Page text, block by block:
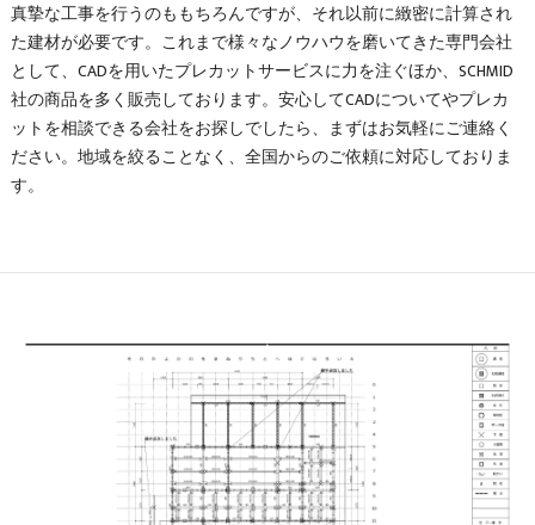
真摯な工事を行うのももちろんですが、それ以前に緻密に計算され
た建材が必要です。これまで様々なノウハウを磨いてきた専門会社
として、CADを用いたプレカットサービスに力を注ぐほか、SCHMID
社の商品を多く販売しております。安心してCADについてやプレカ
ットを相談できる会社をお探しでしたら、まずはお気軽にご連絡く
ださい。地域を絞ることなく、全国からのご依頼に対応しておりま
す。